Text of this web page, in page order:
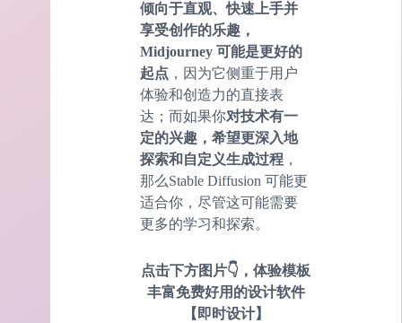
倾向于直观、快速上手并
享受创作的乐趣，
Midjourney 可能是更好的
起点 ，因为它侧重于用户
体验和创造力的直接表
达；而如果你对技术有一
定的兴趣，希望更深入地
探索和自定义生成过程 ，
那么Stable Diffusion 可能更
适合你，尽管这可能需要
更多的学习和探索。
点击下方图片👇，体验模板
丰富免费好用的设计软件
【即时设计】